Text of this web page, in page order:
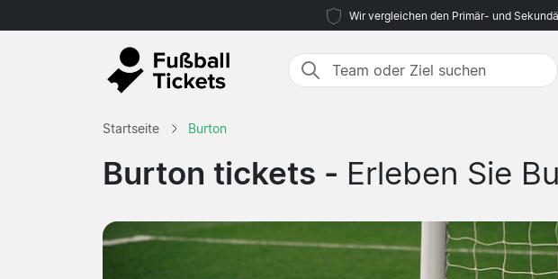
Wir vergleichen den Primär- und
Startseite Burton
Burton tickets - Erleben Sie